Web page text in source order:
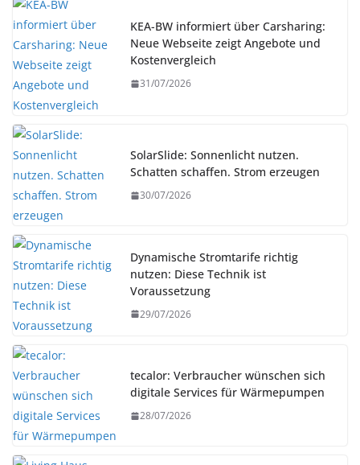
KEA-BW informiert über Carsharing:
Neue Webseite zeigt Angebote und
Kostenvergleich
31/07/2026
SolarSlide: Sonnenlicht nutzen.
Schatten schaffen. Strom erzeugen
30/07/2026
Dynamische Stromtarife richtig
nutzen: Diese Technik ist
Voraussetzung
29/07/2026
tecalor: Verbraucher wünschen sich
digitale Services für Wärmepumpen
28/07/2026